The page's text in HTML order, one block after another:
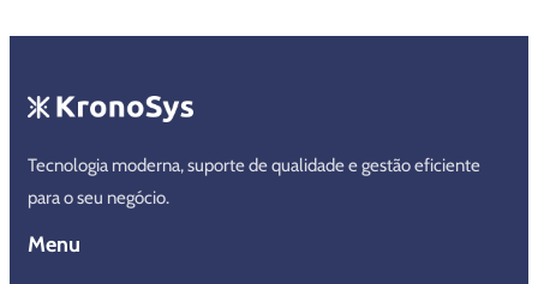
Tecnologia moderna, suporte de qualidade e gestão eficiente
para o seu negócio.
Menu